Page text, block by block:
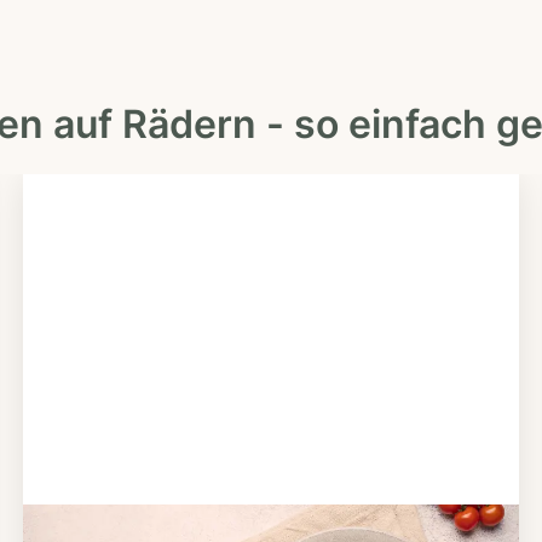
auf Rädern - so einfach